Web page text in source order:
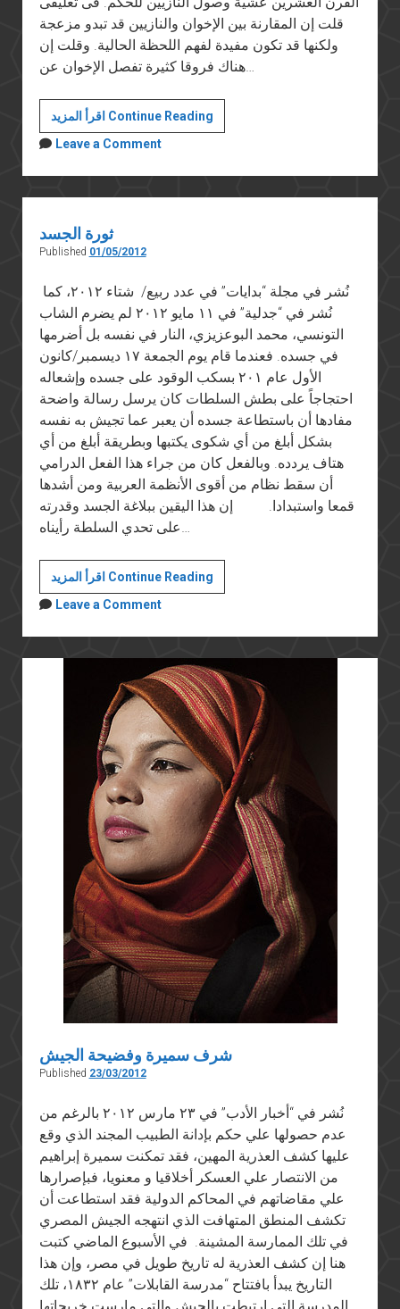
قلت إن المقارنة بين الإخوان والنازيين قد تبدو مزعجة
ولكنها قد تكون مفيدة لفهم اللحظة الحالية. وقلت إن
هناك فروقا كثيرة تفصل الإخوان عن…
اقرأ المزيد Continue Readingعن
الفاشية
Leave a Comment
ثورة الجسد
Published 01/05/2012
نُشر في “جدلية” في ١١ مايو ٢٠١٢ لم يضرم الشاب
التونسي، محمد البوعزيزي، النار في نفسه بل أضرمها
في جسده. فعندما قام يوم الجمعة ١٧ ديسمبر/كانون
الأول عام ٢٠١ بسكب الوقود على جسده وإشعاله
احتجاجاً على بطش السلطات كان يرسل رسالة واضحة
مفادها أن باستطاعة جسده أن يعبر عما تجيش به نفسه
بشكل أبلغ من أي شكوى يكتبها وبطريقة أبلغ من أي
هتاف يردده. وبالفعل كان من جراء هذا الفعل الدرامي
أن سقط نظام من أقوى الأنظمة العربية ومن أشدها
قمعا واستبدادا. إن هذا اليقين ببلاغة الجسد وقدرته
اقرأ المزيد Continue Readingثورة
الجسد
Leave a Comment
شرف سميرة وفضيحة الجيش
Published 23/03/2012
نُشر في “أخبار الأدب” في ٢٣ مارس ٢٠١٢ بالرغم من
عدم حصولها علي حكم بإدانة الطبيب المجند الذي وقع
عليها كشف العذرية المهين، فقد تمكنت سميرة إبراهيم
من الانتصار علي العسكر أخلاقيا و معنويا، فبإصرارها
علي مقاضاتهم في المحاكم الدولية فقد استطاعت أن
تكشف المنطق المتهافت الذي انتهجه الجيش المصري
في تلك الممارسة المشينة. في الأسبوع الماضي كتبت
هنا إن كشف العذرية له تاريخ طويل في مصر، وإن هذا
التاريخ يبدأ بافتتاح “مدرسة القابلات” عام ١٨٣٢، تلك